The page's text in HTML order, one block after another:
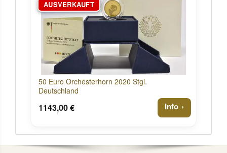
AUSVERKAUFT
50 Euro Orchesterhorn 2020 Stgl.
Deutschland
1143,00 € Info